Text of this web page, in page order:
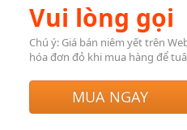
Vui lòng gọi
Chú ý: Giá bán niêm yết trên
hóa đơn đỏ khi mua hàng để
MUA NGAY